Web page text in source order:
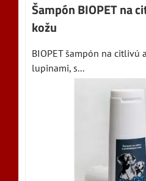
Šampón BIOPET na
kožu
BIOPET šampón na citlivú
lupinami, s...